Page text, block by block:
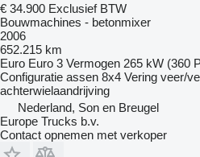
€ 34.900 Exclusief BTW
Bouwmachines - betonmixer
2006
652.215 km
Euro Euro 3 Vermogen 265 kW (360
Configuratie assen 8x4 Vering veer/
achterwielaandrijving
Nederland, Son en Breugel
Europe Trucks b.v.
Contact opnemen met verkoper